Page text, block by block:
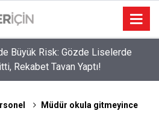
Büyük Risk: Gözde Liselerde
Rekabet Tavan Yaptı!
Müdür okula gitmeyince